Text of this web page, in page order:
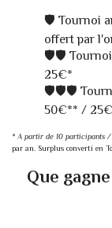
🛡️ Tournoi
offert par
🛡️🛡️
25€*
🛡️🛡️🛡️
50€** /
* A partir de 10 participants /
par an. Surplus converti en
Que